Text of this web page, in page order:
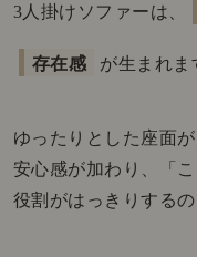
3人掛けソファーは、
存在感 が生まれま
ゆったりとした座面
安心感が加わり、「
役割がはっきりするの